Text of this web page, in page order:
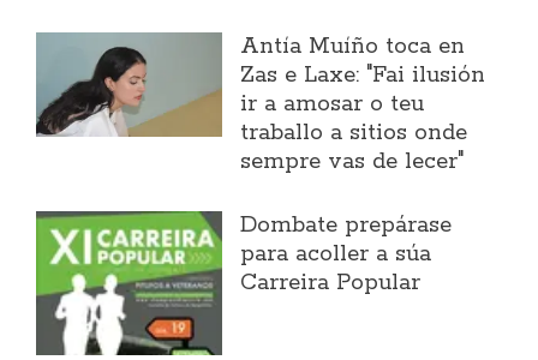
Antía Muíño toca en
Zas e Laxe: "Fai ilusión
ir a amosar o teu
traballo a sitios onde
sempre vas de lecer"
Dombate prepárase
para acoller a súa
Carreira Popular